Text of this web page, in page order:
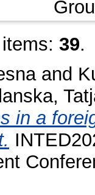
39.
and
in a